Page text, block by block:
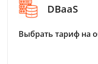
DBaaS
Выбрать тариф на